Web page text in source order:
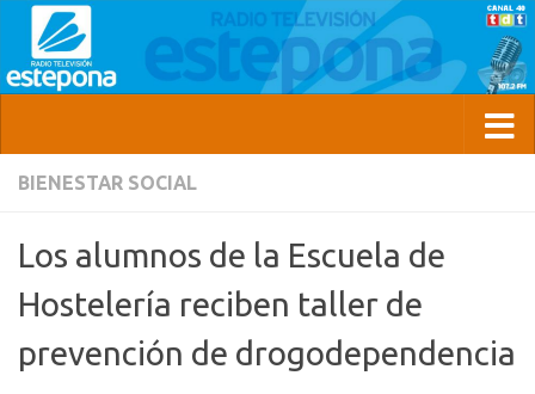
BIENESTAR SOCIAL
Los alumnos de la Escuela de
Hostelería reciben taller de
prevención de drogodependencia